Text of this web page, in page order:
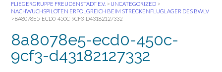
FLIEGERGRUPPE FREUDENSTADT E.V. > UNCATEGORIZED >
NACHWUCHSPILOTEN ERFOLGREICH BEIM STRECKENFLUGLAGER DES BWLV
>8A8078E5-ECD0-450C-9CF3-D43182127332
8a8078e5-ecd0-450c-
9cf3-d43182127332